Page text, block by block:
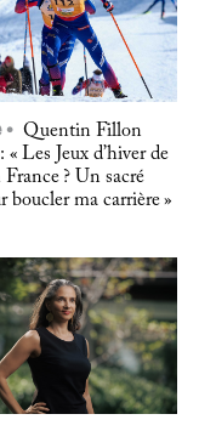
Quentin Fillon
Les Jeux d’hiver de
France ? Un sacré
boucler ma carrière »